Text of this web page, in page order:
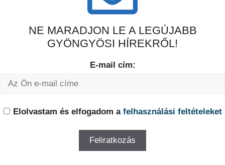
NE MARADJON LE A LEGÚJABB
GYÖNGYÖSI HÍREKRŐL!
E-mail cím:
Elolvastam és elfogadom a felhasználási feltételeket